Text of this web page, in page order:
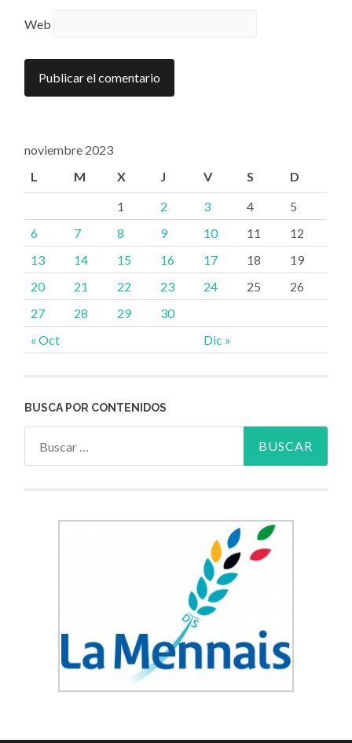
Web
noviembre 2023
L
M X J V S D
« Oct Dic »
1 2 3 4
5
6
7 8 9 10 11
12
13
14 15 16 17 18
19
20
21 22 23 24 25
26
27
28 29 30
BUSCA POR CONTENIDOS